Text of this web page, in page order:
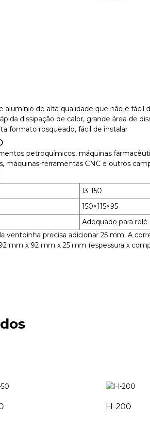
alumínio de alta qualidade que não é fácil
dissipação de calor, grande área de
formato rosqueado, fácil de instalar
petroquímicos, máquinas
máquinas-ferramentas CNC e outros
I3-150
150×115×95
Adequado para
ventoinha precisa adicionar 25 mm. A
mm x 92 mm x 25 mm (espessura x
H-200